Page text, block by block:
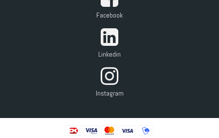
Facebook
Linkedin
Instagram